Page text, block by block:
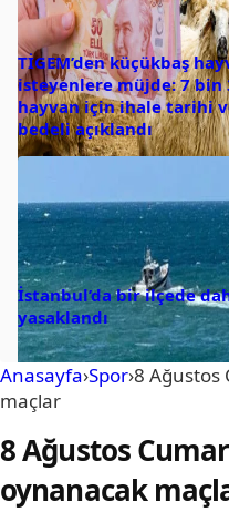
TİGEM’den küçükbaş
isteyenlere müjde: 7 bin
hayvan için ihale tarihi
bedeli açıklandı
İstanbul’da bir ilçede
yasaklandı
Anasayfa›Spor›8 Ağustos
maçlar
8 Ağustos
oynanacak